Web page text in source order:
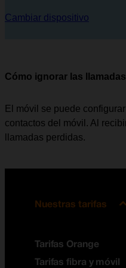
Cambiar dispositivo
Cómo ignorar las
El móvil se puede
contactos del móvil. Al
llamadas perdidas.
Nuestras tarifas
Tarifas Orange
Tarifas fibra y móvil